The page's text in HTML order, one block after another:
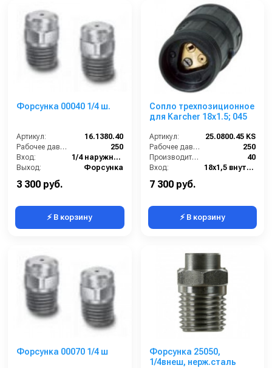
Форсунка 00040 1/4 ш.
Артикул:
16.1380.40
Рабочее давление (бар):
250
Вход:
1/4 наружняя резьба
Выход:
Форсунка
3 300 руб.
⚡ В корзину
Сопло трехпозиционное
для Karcher 18x1.5; 045
Артикул:
25.0800.45 KS
Рабочее давление (бар):
250
Производительность (л/мин):
40
Вход:
18х1,5 внутренняя резьба
7 300 руб.
⚡ В корзину
Форсунка 00070 1/4 ш
Форсунка 25050,
1/4внеш, нерж.сталь